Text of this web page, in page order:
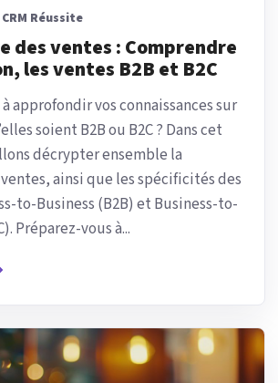
Réussite
des ventes : Comprendre
les ventes B2B et B2C
approfondir vos connaissances sur
soient B2B ou B2C ? Dans cet
décrypter ensemble la
ainsi que les spécificités des
to-Business (B2B) et Business-to-
Préparez-vous à...